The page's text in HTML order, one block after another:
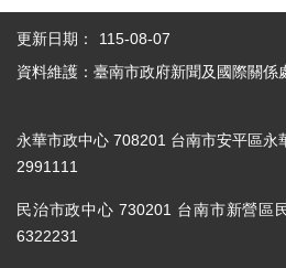
更新日期：
115-08-07
資料維護：臺南市政府新聞及國際關係
永華市政中心 708201 台南市安平區永
2991111
民治市政中心 730201 台南市新營
6322231